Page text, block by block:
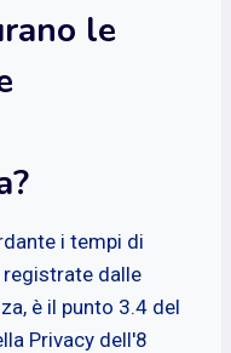
le
i tempi di
dalle
è il punto 3.4 del
Privacy dell'8